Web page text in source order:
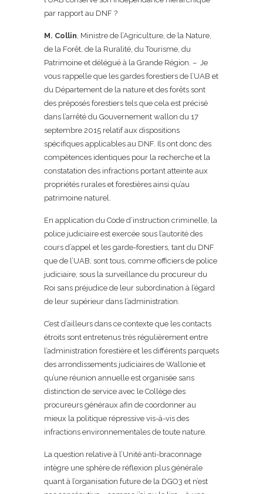
par rapport au DNF ?
M. Collin, Ministre de l’Agriculture, de la Nature,
de la Forêt, de la Ruralité, du Tourisme, du
Patrimoine et délégué à la Grande Région. – Je
vous rappelle que les gardes forestiers de l’UAB et
du Département de la nature et des forêts sont
des préposés forestiers tels que cela est précisé
dans l’arrêté du Gouvernement wallon du 17
septembre 2015 relatif aux dispositions
spécifiques applicables au DNF. Ils ont donc des
compétences identiques pour la recherche et la
constatation des infractions portant atteinte aux
propriétés rurales et forestières ainsi qu’au
patrimoine naturel.
En application du Code d’instruction criminelle, la
police judiciaire est exercée sous l’autorité des
cours d’appel et les garde-forestiers, tant du DNF
que de l’UAB, sont tous, comme officiers de police
judiciaire, sous la surveillance du procureur du
Roi sans préjudice de leur subordination à l’égard
de leur supérieur dans l’administration.
C’est d’ailleurs dans ce contexte que les contacts
étroits sont entretenus très régulièrement entre
l’administration forestière et les différents parquets
des arrondissements judiciaires de Wallonie et
qu’une réunion annuelle est organisée sans
distinction de service avec le Collège des
procureurs généraux afin de coordonner au
mieux la politique répressive vis-à-vis des
infractions environnementales de toute nature.
La question relative à l’Unité anti-braconnage
intègre une sphère de réflexion plus générale
quant à l’organisation future de la DGO3 et n’est